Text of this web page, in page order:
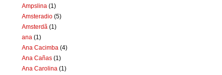
Ampslina (1)
Amsteradio (5)
Amsterdã (1)
ana (1)
Ana Cacimba (4)
Ana Cañas (1)
Ana Carolina (1)